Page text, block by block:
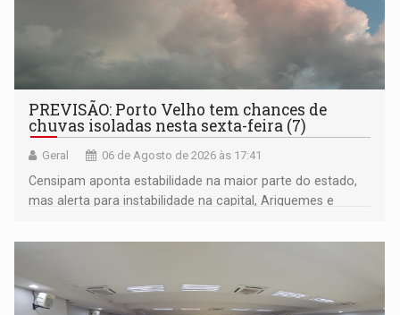
PREVISÃO: Porto Velho tem chances de
chuvas isoladas nesta sexta-feira (7)
Geral 06 de Agosto de 2026 às 17:41
Censipam aponta estabilidade na maior parte do estado,
mas alerta para instabilidade na capital, Ariquemes e